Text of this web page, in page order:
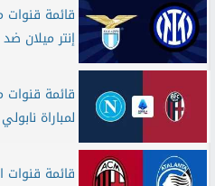
قائمة قنوات
إنتر ميلان
قائمة قنوات
لمباراة
قائمة قنوات